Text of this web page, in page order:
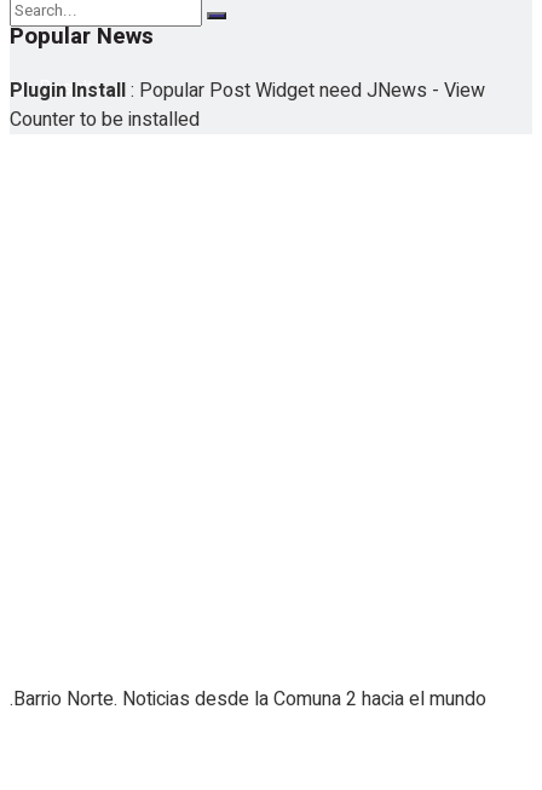
No Result
Popular News
Plugin Install: Popular Post Widget need JNews - View
Counter to be installed
.Barrio Norte. Noticias desde la Comuna 2 hacia el mundo